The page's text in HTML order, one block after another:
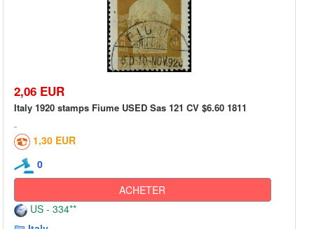
2,06 EUR
Italy 1920 stamps Fiume USED Sas 121 CV $6.60 1811
1,30 EUR
0
ACHETER
US - 334**